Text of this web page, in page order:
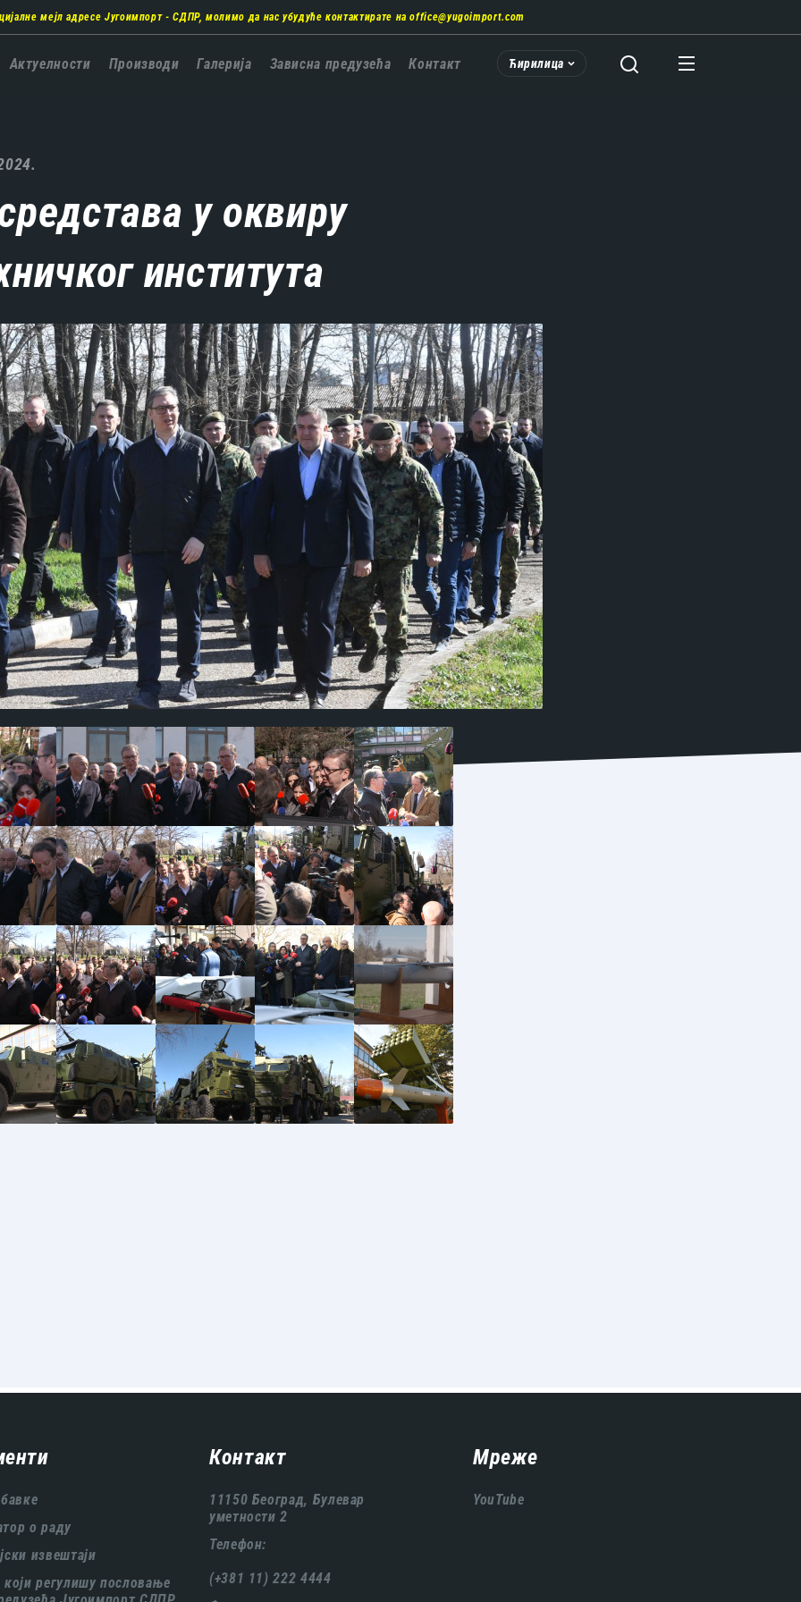
мејл адресе Југоимпорт - СДПР, молимо да нас убудуће контактирате наoffice@yugoimport.com
Актуелности Производи Галерија Зависна предузећа Контакт Ћирилица
у оквиру
института
о раду
извештаји
регулишу пословање
Контакт
11150 Београд, Булевар
уметности 2
Телефон:
(+381 11) 222 4444
Мреже
YouTube